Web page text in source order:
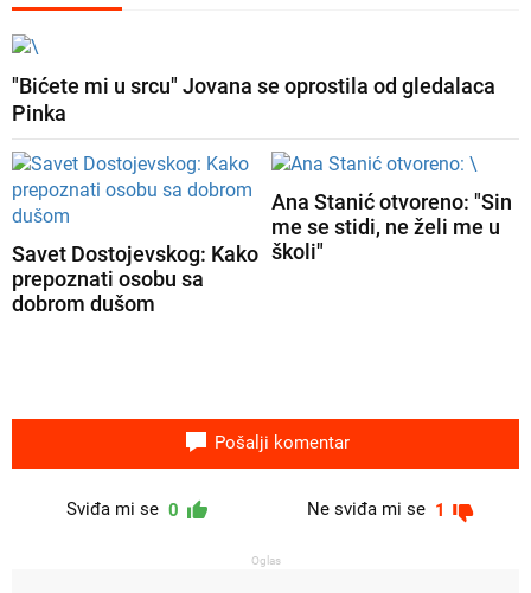
"Bićete mi u srcu" Jovana se oprostila od gledalaca
Pinka
Savet Dostojevskog: Kako
prepoznati osobu sa
dobrom dušom
Ana Stanić otvoreno: "Sin
me se stidi, ne želi me u
školi"
Pošalji komentar
Sviđa mi se 0 Ne sviđa mi se 1
Oglas